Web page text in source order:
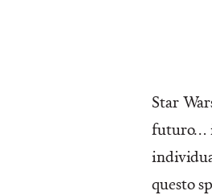
Star
futuro…
questo